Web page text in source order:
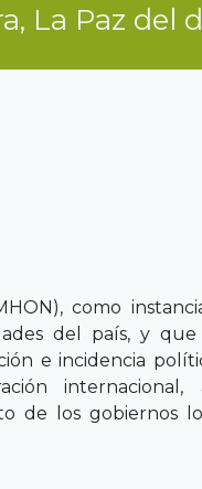
La Paz del
como
del país, y
e incidencia
de los gobiernos